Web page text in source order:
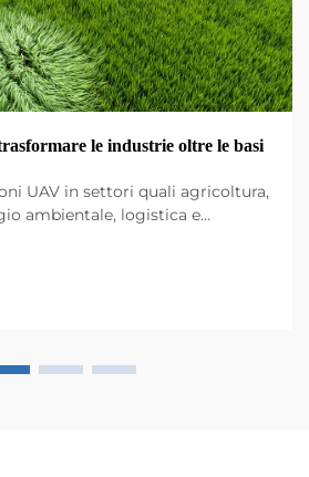
le industrie oltre le basi
UAV in settori quali agricoltura,
ambientale, logistica e